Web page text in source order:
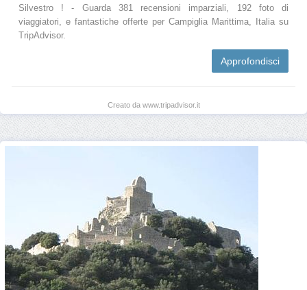
Silvestro ! - Guarda 381 recensioni imparziali, 192 foto di
viaggiatori, e fantastiche offerte per Campiglia Marittima, Italia su
TripAdvisor.
Approfondisci
Creato da www.tripadvisor.it